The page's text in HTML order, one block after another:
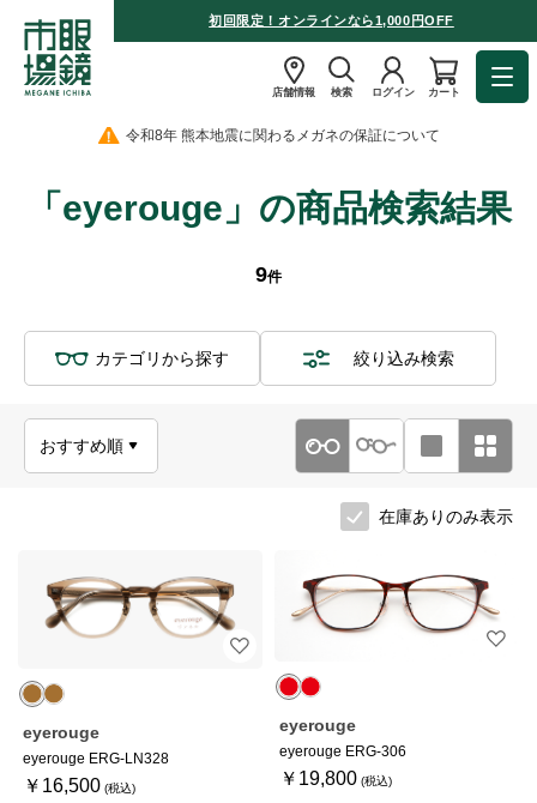
初回限定！オンラインなら1,000円OFF
店舗情報 検索 ログイン カート
令和8年 熊本地震に関わるメガネの保証について
「eyerouge」の商品検索結果
9件
カテゴリから探す 絞り込み検索
在庫ありのみ表示
eyerouge
eyerouge ERG-LN328
￥16,500
eyerouge
eyerouge ERG-306
￥19,800